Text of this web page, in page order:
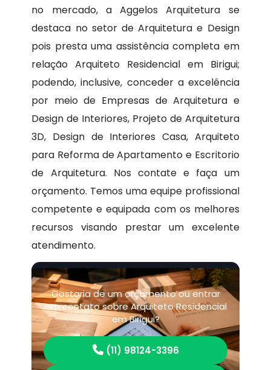
no mercado, a Aggelos Arquitetura se
destaca no setor de Arquitetura e Design
pois presta uma assistência completa em
relação Arquiteto Residencial em Birigui;
podendo, inclusive, conceder a excelência
por meio de Empresas de Arquitetura e
Design de Interiores, Projeto de Arquitetura
3D, Design de Interiores Casa, Arquiteto
para Reforma de Apartamento e Escritorio
de Arquitetura. Nos contate e faça um
orçamento. Temos uma equipe profissional
competente e equipada com os melhores
recursos visando prestar um excelente
atendimento.
Gostaria de um orçamento ou entrar
em contato sobre Arquiteto Residencial
em Birigui?
(11) 98124-3396